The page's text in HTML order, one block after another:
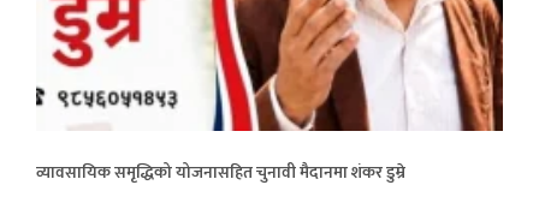
व्यावसायिक समृद्धिको योजनासहित चुनावी मैदानमा शंकर डुम्रे